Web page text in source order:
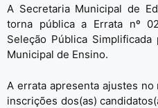
A Secretaria Municipal de
torna pública a Errata nº
Seleção Pública
Municipal de Ensino.
A errata apresenta ajustes
inscrições dos(as)